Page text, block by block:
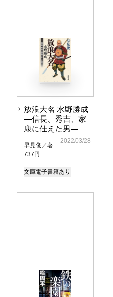
放浪大名 水野勝成
―信長、秀吉、家
康に仕えた男―
早見俊／著
737円
2022/03/28
文庫電子書籍あり